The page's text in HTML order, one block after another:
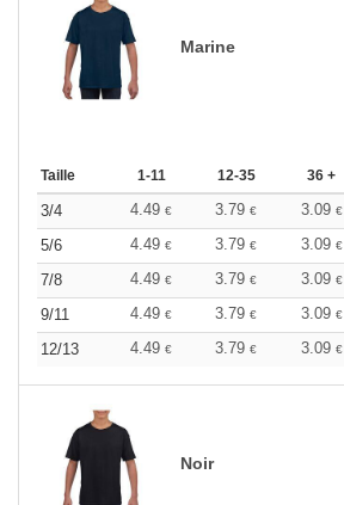
Marine
Taille 1-11 12-35 36 +
3/4 4.49 € 3.79 € 3.09 €
5/6
4.49 € 3.79 € 3.09 €
7/8
4.49 € 3.79 € 3.09 €
9/11
4.49 € 3.79 € 3.09 €
12/13
4.49 € 3.79 € 3.09 €
Noir